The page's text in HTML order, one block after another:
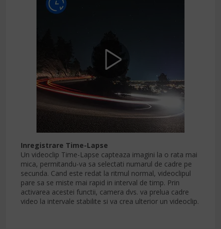
Inregistrare Time-Lapse
Un videoclip Time-Lapse capteaza imagini la o rata mai
mica, permitandu-va sa selectati numarul de cadre pe
secunda. Cand este redat la ritmul normal, videoclipul
pare sa se miste mai rapid in interval de timp. Prin
activarea acestei functii, camera dvs. va prelua cadre
video la intervale stabilite si va crea ulterior un videoclip.